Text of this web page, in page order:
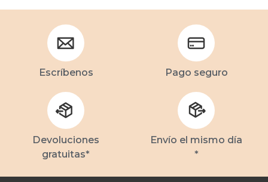
Escríbenos Pago seguro
Devoluciones
gratuitas*
Envío el mismo día
*